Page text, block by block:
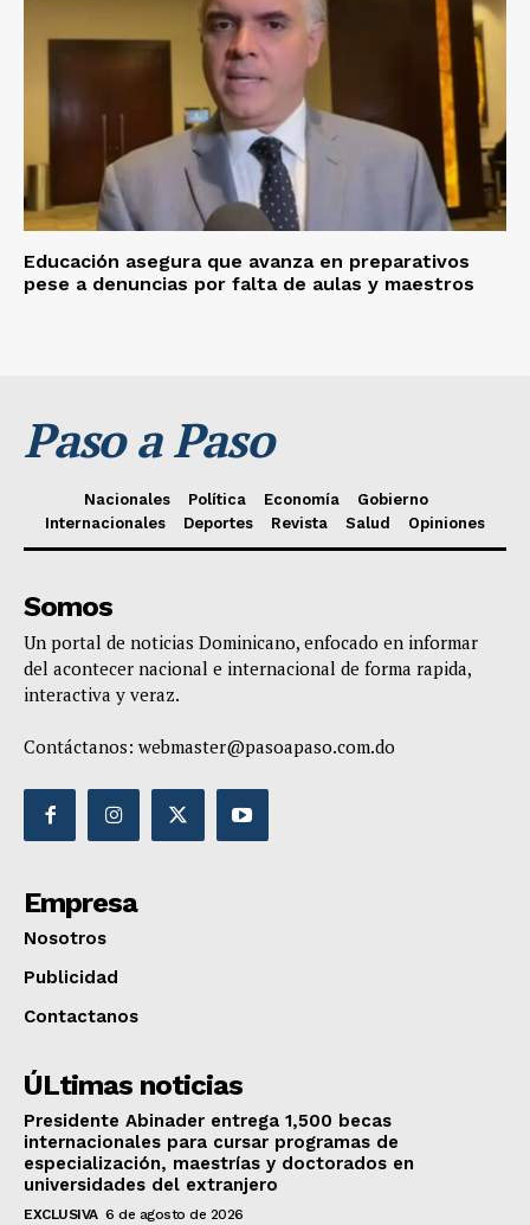
Educación asegura que avanza en preparativos
pese a denuncias por falta de aulas y maestros
Paso a Paso
Nacionales Política Economía
Gobierno
Internacionales
Deportes Revista Salud Opiniones
Somos
Un portal de noticias Dominicano, enfocado en informar
del acontecer nacional e internacional de forma rapida,
interactiva y veraz.
Contáctanos: webmaster@pasoapaso.com.do
Empresa
Nosotros
Publicidad
Contactanos
ÚLtimas noticias
Presidente Abinader entrega 1,500 becas
internacionales para cursar programas de
especialización, maestrías y doctorados en
universidades del extranjero
EXCLUSIVA 6 de agosto de 2026